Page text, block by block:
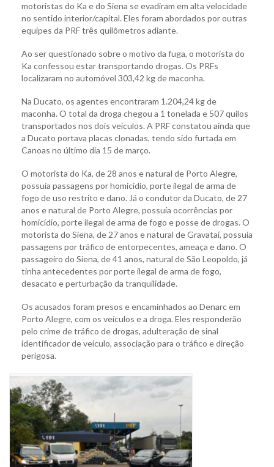
motoristas do Ka e do Siena se evadiram em alta velocidade
no sentido interior/capital. Eles foram abordados por outras
equipes da PRF três quilômetros adiante.
Ao ser questionado sobre o motivo da fuga, o motorista do
Ka confessou estar transportando drogas. Os PRFs
localizaram no automóvel 303,42 kg de maconha.
Na Ducato, os agentes encontraram 1.204,24 kg de
maconha. O total da droga chegou a 1 tonelada e 507 quilos
transportados nos dois veículos. A PRF constatou ainda que
a Ducato portava placas clonadas, tendo sido furtada em
Canoas no último dia 15 de março.
O motorista do Ka, de 28 anos e natural de Porto Alegre,
possuía passagens por homicídio, porte ilegal de arma de
fogo de uso restrito e dano. Já o condutor da Ducato, de 27
anos e natural de Porto Alegre, possuía ocorrências por
homicídio, porte ilegal de arma de fogo e posse de drogas. O
motorista do Siena, de 27 anos e natural de Gravataí, possuía
passagens por tráfico de entorpecentes, ameaça e dano. O
passageiro do Siena, de 41 anos, natural de São Leopoldo, já
tinha antecedentes por porte ilegal de arma de fogo,
desacato e perturbação da tranquilidade.
Os acusados foram presos e encaminhados ao Denarc em
Porto Alegre, com os veículos e a droga. Eles responderão
pelo crime de tráfico de drogas, adulteração de sinal
identificador de veículo, associação para o tráfico e direção
perigosa.